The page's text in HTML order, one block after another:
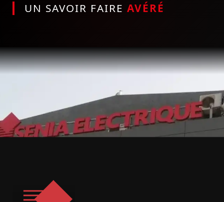
UN SAVOIR FAIRE AVÉRÉ